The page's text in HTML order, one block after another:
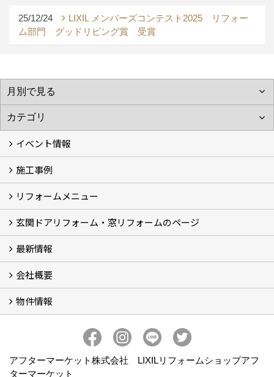
25/12/24
LIXIL メンバーズコンテスト2025 リフォー
ム部門 グッドリビング賞 受賞
イベント情報
イベント予告
イベント報告
施工事例
フォトギャラリー
BeforeAfter (29)
お客様の声
リフォームメニュー
リフォームの流れ
窓リフォーム (3)
玄関ドアリフォーム (2)
キッチンリフォーム (4)
浴室リフォーム (3)
トイレリフォーム (5)
洗面リフォーム (2)
マンションリフォーム (3)
収納リフォーム
カーポート工事
風除室工事
ウッドデッキ・タイルデッキ工事
エクステリア工事 (2)
内装リフォーム
雨樋設置・修繕
外壁張替・塗装 (2)
エアコン取付工事
玄関ドアリフォーム・窓リフォームのページ
玄関ドアリフォーム
内窓交換・外窓交換・ガラス交換 (18)
最新情報
補助金情報
各種キャンペーン (2)
会社概要
会社概要
コンセプト
アクセス
スタッフ紹介
スタッフブログ
プライバシーポリシー
アフターメンテナンス
お客様サポート
事業紹介
物件情報
アフターマーケット株式会社 LIXILリフォームショップアフ
ターマーケット